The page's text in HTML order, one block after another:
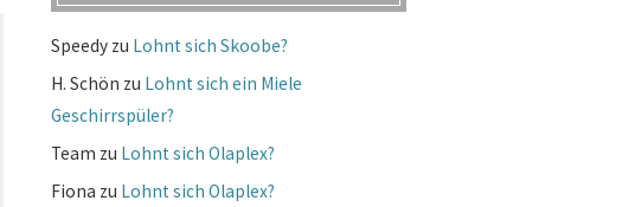
Speedy zu Lohnt sich Skoobe?
H. Schön zu Lohnt sich ein Miele
Geschirrspüler?
Team zu Lohnt sich Olaplex?
Fiona zu Lohnt sich Olaplex?